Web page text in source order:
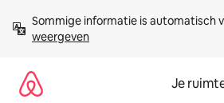
direct
naar
Sommige informatie is automatisch
weergeven
Je